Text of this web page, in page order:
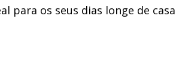
para os seus dias longe de